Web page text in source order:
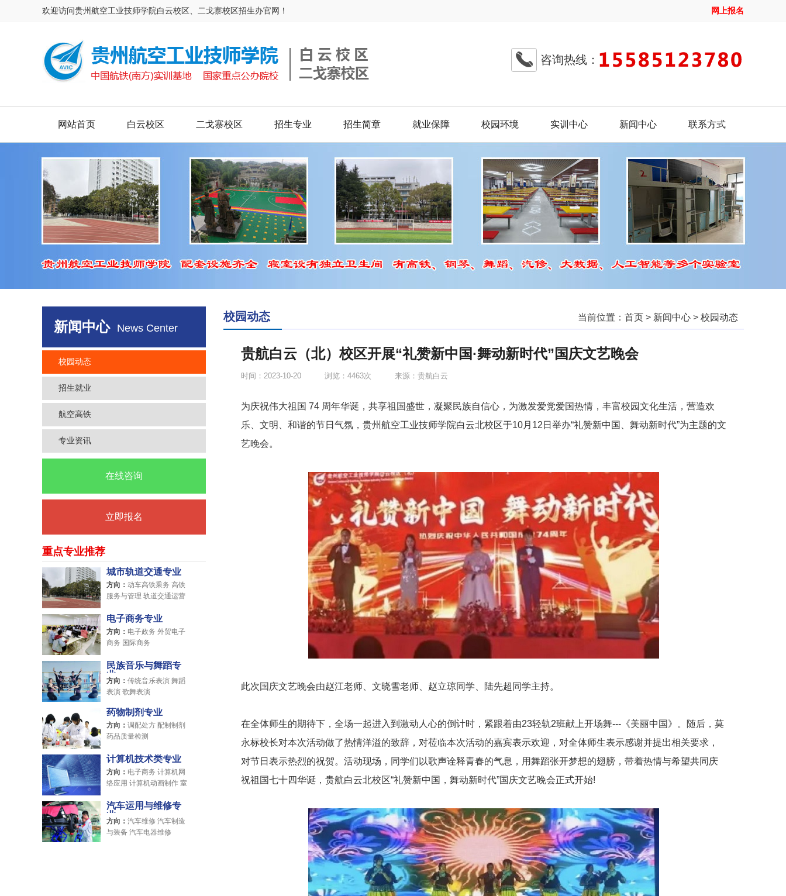
欢迎访问贵州航空工业技师学院白云校区、二戈寨校区招生办官网！ 网上报名
咨询热线：
网站首页 白云校区 二戈寨校区 招生专业 招生简章 就业保障 校园环境 实训中心 新闻中心 联系方式
新闻中心 News Center
校园动态
招生就业
航空高铁
专业资讯
在线咨询
立即报名
重点专业推荐
城市轨道交通专业
方向： 动车高铁乘务 高铁
服务与管理 轨道交通运营
电子商务专业
方向： 电子政务 外贸电子
商务 国际商务
民族音乐与舞蹈专
业
方向： 传统音乐表演 舞蹈
表演 歌舞表演
药物制剂专业
方向： 调配处方 配制制剂
药品质量检测
计算机技术类专业
方向： 电子商务 计算机网
络应用 计算机动画制作 室
汽车运用与维修专
业
方向： 汽车维修 汽车制造
与装备 汽车电器维修
校园动态 当前位置： 首页 > 新闻中心 > 校园动态
贵航白云（北）校区开展“礼赞新中国·舞动新时代”国庆文艺晚会
时间：2023-10-20 浏览：4463次 来源：贵航白云
为庆祝伟大祖国 74 周年华诞，共享祖国盛世，凝聚民族自信心，为激发爱党爱国热情，丰富校园文化生活，营造欢
乐、文明、和谐的节日气氛， 贵州航空工业技师学院白云北校区于10月12日举办“礼赞新中国、舞动新时代”为主题的文
艺晚会。
此次国庆文艺晚会由赵江老师、文晓雪老师、赵立琼同学、陆先超同学主持。
在全体师生的期待下，全场一起进入到激动人心的倒计时，紧跟着由23轻轨2班献上开场舞---《美丽中国》。随后，莫
永标校长对本次活动做了热情洋溢的致辞，对莅临本次活动的嘉宾表示欢迎，对全体师生表示感谢并提出相关要求，
对节日表示热烈的祝贺。活动现场，同学们以歌声诠释青春的气息，用舞蹈张开梦想的翅膀，带着热情与希望共同庆
祝祖国七十四华诞，贵航白云北校区“礼赞新中国，舞动新时代”国庆文艺晚会正式开始!